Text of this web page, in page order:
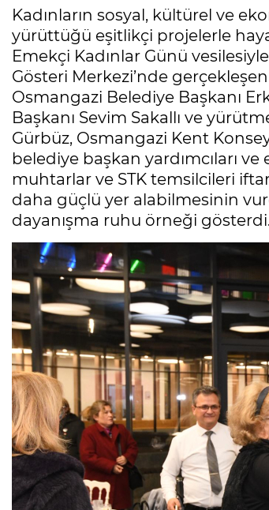
Kadınların sosyal, kültürel ve
yürüttüğü eşitlikçi projelerle
Emekçi Kadınlar Günü
Gösteri Merkezi’nde
Osmangazi Belediye Başkanı
Başkanı Sevim Sakallı ve
Gürbüz, Osmangazi Kent
belediye başkan yardımcıları
muhtarlar ve STK temsilcileri
daha güçlü yer alabilmesinin
dayanışma ruhu örneği